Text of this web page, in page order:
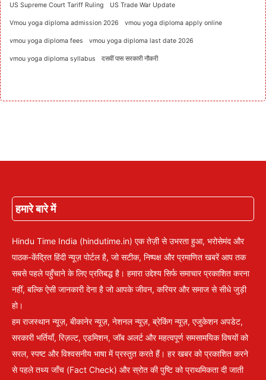
US Supreme Court Tariff Ruling US Trade War Update
Vmou yoga diploma admission 2026 vmou yoga diploma apply online
vmou yoga diploma fees vmou yoga diploma last date 2026
vmou yoga diploma syllabus दसवीं पास सरकारी नौकरी
हमारे बारे में
Hindu Time India (hindutime.in) एक तेज़ी से उभरता हुआ, भरोसेमंद और
पाठक-केंद्रित हिंदी न्यूज़ पोर्टल है, जो सटीक, निष्पक्ष और प्रमाणित खबरें आप तक
सबसे पहले पहुँचाने के लिए प्रतिबद्ध है। हमारा उद्देश्य सिर्फ समाचार प्रकाशित करना
नहीं, बल्कि ऐसी जानकारी देना है जो आपके जीवन, करियर और समाज से सीधे जुड़ी
हो।
हम राजस्थान न्यूज़, बीकानेर न्यूज़, नेशनल न्यूज़, ब्रेकिंग न्यूज़, एजुकेशन अपडेट,
सरकारी भर्तियाँ, रिज़ल्ट, एडमिशन, जॉब अलर्ट और महत्वपूर्ण समसामयिक विषयों को
सरल, स्पष्ट और विश्वसनीय भाषा में प्रस्तुत करते हैं। हर खबर को प्रकाशित करने
से पहले तथ्य जाँच (Fact Check) और स्रोत की पुष्टि को प्राथमिकता दी जाती